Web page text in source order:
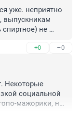
уже. неприятно
выпускникам
спиртное) не
+0 –0
Некоторые
социальной
мажорики, не